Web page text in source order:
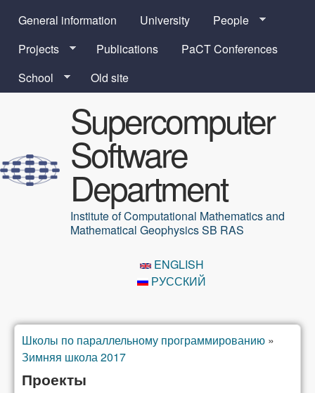
General information University
People
Projects
Publications
PaCT Conferences
School
Old site
Supercomputer
Software
Department
Institute of Computational Mathematics and
Mathematical Geophysics SB RAS
ENGLISH
РУССКИЙ
You are here
Школы по параллельному программированию »
Зимняя школа 2017
Проекты